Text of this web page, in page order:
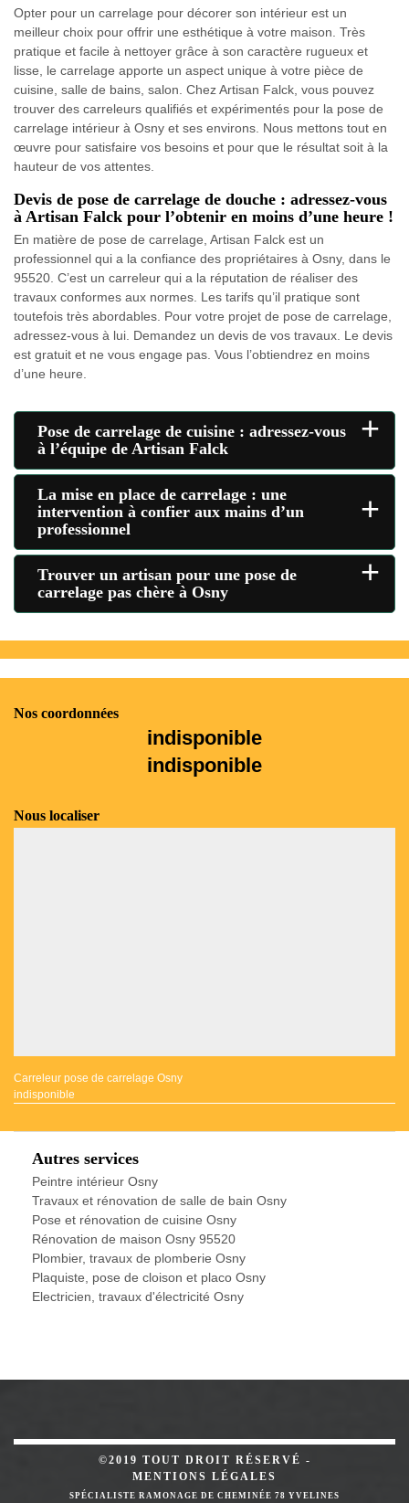
Opter pour un carrelage pour décorer son intérieur est un
meilleur choix pour offrir une esthétique à votre maison. Très
pratique et facile à nettoyer grâce à son caractère rugueux et
lisse, le carrelage apporte un aspect unique à votre pièce de
cuisine, salle de bains, salon. Chez Artisan Falck, vous pouvez
trouver des carreleurs qualifiés et expérimentés pour la pose de
carrelage intérieur à Osny et ses environs. Nous mettons tout en
œuvre pour satisfaire vos besoins et pour que le résultat soit à la
hauteur de vos attentes.
Devis de pose de carrelage de douche : adressez-vous
à Artisan Falck pour l’obtenir en moins d’une heure !
En matière de pose de carrelage, Artisan Falck est un
professionnel qui a la confiance des propriétaires à Osny, dans le
95520. C’est un carreleur qui a la réputation de réaliser des
travaux conformes aux normes. Les tarifs qu’il pratique sont
toutefois très abordables. Pour votre projet de pose de carrelage,
adressez-vous à lui. Demandez un devis de vos travaux. Le devis
est gratuit et ne vous engage pas. Vous l’obtiendrez en moins
d’une heure.
Pose de carrelage de cuisine : adressez-vous
à l’équipe de Artisan Falck
+
La mise en place de carrelage : une
intervention à confier aux mains d’un
professionnel
+
Trouver un artisan pour une pose de
carrelage pas chère à Osny
+
Nos coordonnées
indisponible
indisponible
Nous localiser
Carreleur pose de carrelage Osny
indisponible
Autres services
Peintre intérieur Osny
Travaux et rénovation de salle de bain Osny
Pose et rénovation de cuisine Osny
Rénovation de maison Osny 95520
Plombier, travaux de plomberie Osny
Plaquiste, pose de cloison et placo Osny
Electricien, travaux d'électricité Osny
©2019 TOUT DROIT RÉSERVÉ -
MENTIONS LÉGALES
SPÉCIALISTE RAMONAGE DE CHEMINÉE 78 YVELINES